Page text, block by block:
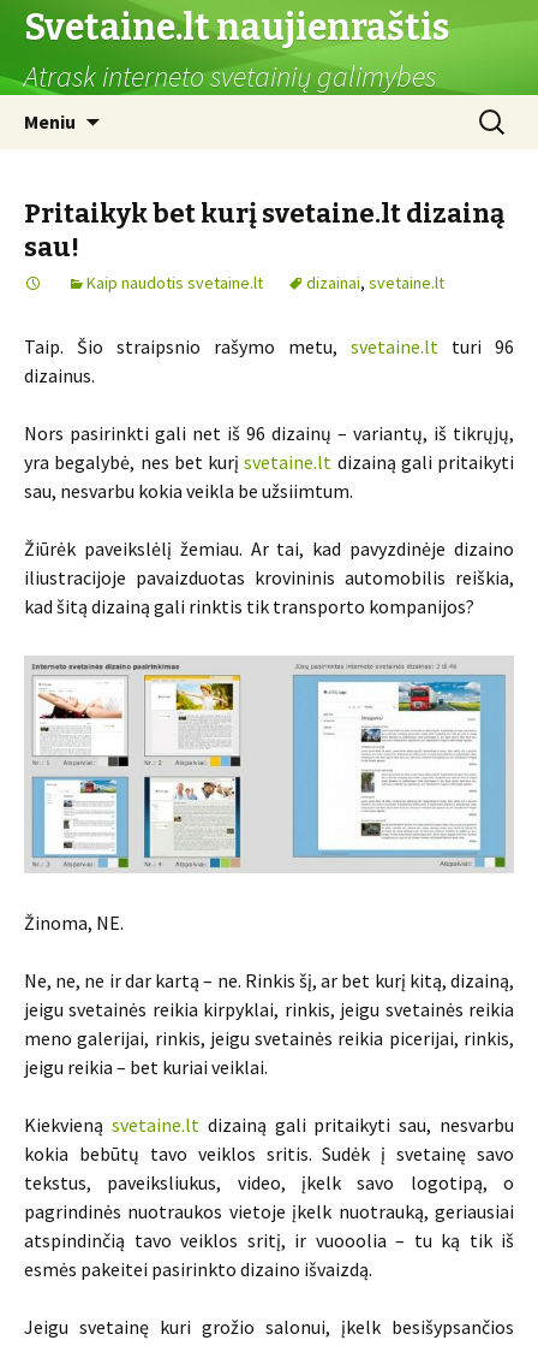
Svetaine.lt naujienraštis
Atrask interneto svetainių galimybes
Meniu Ieškoti:
Pritaikyk bet kurį svetaine.lt dizainą
sau!
Kaip naudotis svetaine.lt dizainai, svetaine.lt
Taip. Šio straipsnio rašymo metu, svetaine.lt turi 96
dizainus.
Nors pasirinkti gali net iš 96 dizainų – variantų, iš tikrųjų,
yra begalybė, nes bet kurįsvetaine.lt dizainą gali pritaikyti
sau, nesvarbu kokia veikla be užsiimtum.
Žiūrėk paveikslėlį žemiau. Ar tai, kad pavyzdinėje dizaino
iliustracijoje pavaizduotas krovininis automobilis reiškia,
kad šitą dizainą gali rinktis tik transporto kompanijos?
Žinoma, NE.
Ne, ne, ne ir dar kartą – ne. Rinkis šį, ar bet kurį kitą, dizainą,
jeigu svetainės reikia kirpyklai, rinkis, jeigu svetainės reikia
meno galerijai, rinkis, jeigu svetainės reikia picerijai, rinkis,
jeigu reikia – bet kuriai veiklai.
Kiekvieną svetaine.lt dizainą gali pritaikyti sau, nesvarbu
kokia bebūtų tavo veiklos sritis. Sudėk į svetainę savo
tekstus, paveiksliukus, video, įkelk savo logotipą, o
pagrindinės nuotraukos vietoje įkelk nuotrauką, geriausiai
atspindinčią tavo veiklos sritį, ir vuooolia – tu ką tik iš
esmės pakeitei pasirinkto dizaino išvaizdą.
Jeigu svetainę kuri grožio salonui, įkelk besišypsančios